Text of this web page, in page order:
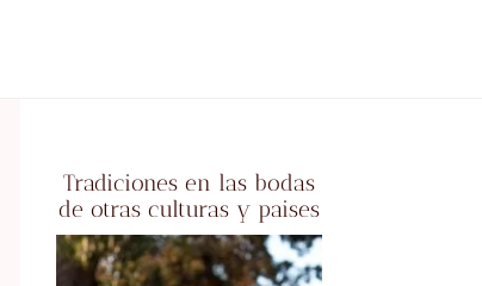
Tradiciones en las bodas
de otras culturas y paises